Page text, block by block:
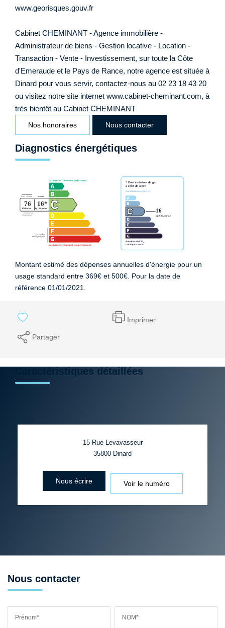
www.georisques.gouv.fr
Cabinet CHEMINANT - Agence immobilière -
Administrateur de biens - Gestion locative - Location -
Transaction - Vente - Investissement, sur toute la Côte
d'Emeraude et le Pays de Rance, notre agence est située à
Dinard pour vous servir, contactez-nous au 02 23 18 43 20
ou visitez notre site internet www.cabinet-cheminant.com, à
très bientôt au Cabinet CHEMINANT
Nos honoraires Nous contacter
Diagnostics énergétiques
Montant estimé des dépenses annuelles d'énergie pour un
usage standard entre 369€ et 500€. Pour la date de
référence 01/01/2021.
Imprimer
Partager
Caractéristiques détaillées
15 Rue Levavasseur
35800 Dinard
Nous écrire Voir le numéro
Nous contacter
Prénom* NOM*